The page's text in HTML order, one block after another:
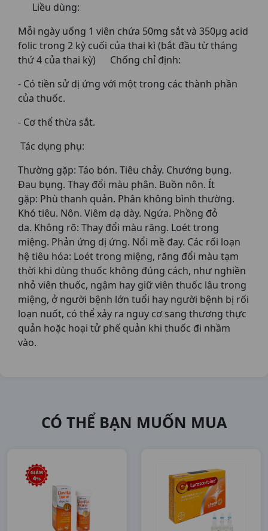
Liều dùng:
Mỗi ngày uống 1 viên chứa 50mg sắt và 350µg acid
folic trong 2 kỳ cuối của thai kì (bắt đầu từ tháng
thứ 4 của thai kỳ) Chống chỉ định:
- Có tiền sử dị ứng với một trong các thành phần
của thuốc.
- Cơ thể thừa sắt.
Tác dụng phụ:
Thường gặp: Táo bón. Tiêu chảy. Chướng bụng.
Đau bụng. Thay đổi màu phân. Buồn nôn. Ít
gặp: Phù thanh quản. Phân không bình thường.
Khó tiêu. Nôn. Viêm dạ dày. Ngứa. Phồng đỏ
da. Không rõ: Thay đổi màu răng. Loét trong
miệng. Phản ứng dị ứng. Nổi mề đay. Các rối loạn
hệ tiêu hóa: Loét trong miệng, răng đổi màu tạm
thời khi dùng thuốc không đúng cách, như nghiền
nhỏ viên thuốc, ngậm hay giữ viên thuốc lâu trong
miệng, ở người bệnh lớn tuổi hay người bệnh bị rối
loạn nuốt, có thể xảy ra nguy cơ sang thương thực
quản hoặc hoại tử phế quản khi thuốc đi nhầm
vào.
CÓ THỂ BẠN MUỐN MUA